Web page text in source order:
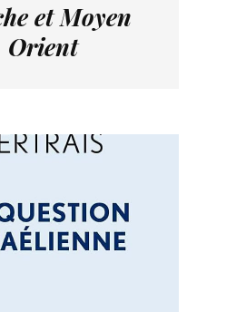
et Moyen
Orient